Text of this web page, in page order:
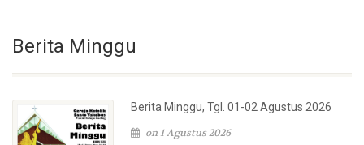
Berita Minggu
Berita Minggu, Tgl. 01-02 Agustus 2026
on 1 Agustus 2026